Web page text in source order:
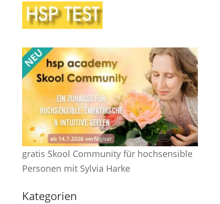
gratis Skool Community für hochsensible
Personen mit Sylvia Harke
Kategorien